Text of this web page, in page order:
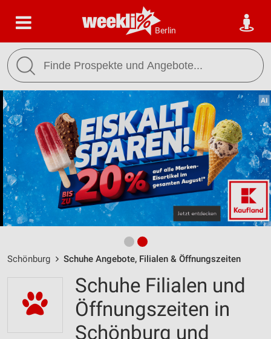
Berlin
Schönburg Schuhe Angebote, Filialen & Öffnungszeiten
Schuhe Filialen und
Öffnungszeiten in
Schönburg und